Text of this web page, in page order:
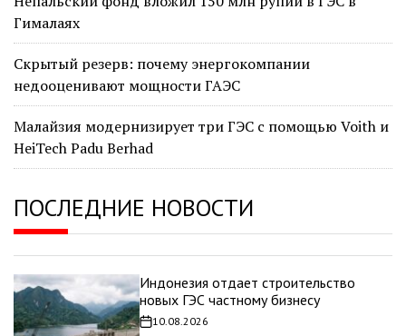
Гималаях
Скрытый резерв: почему энергокомпании
недооценивают мощности ГАЭС
Малайзия модернизирует три ГЭС с помощью Voith и
HeiTech Padu Berhad
ПОСЛЕДНИЕ НОВОСТИ
Индонезия отдает строительство
новых ГЭС частному бизнесу
Дата10.08.2026